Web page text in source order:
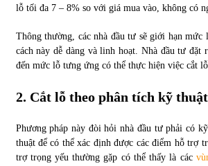
lỗ tối đa 7 – 8% so với giá mua vào, không có
Thông thường, các nhà đầu tư sẽ giới hạn
cách này dễ dàng và linh hoạt. Nhà đầu tư đặt
đến mức lỗ tưng ứng có thể thực hiện việc cắt
2. Cắt lỗ theo phân tích kỹ thuật
Phương pháp này đòi hỏi nhà đầu tư phải có
thuật để có thể xác định được các điểm hỗ trợ
trợ trọng yếu thường gặp có thể thấy là các